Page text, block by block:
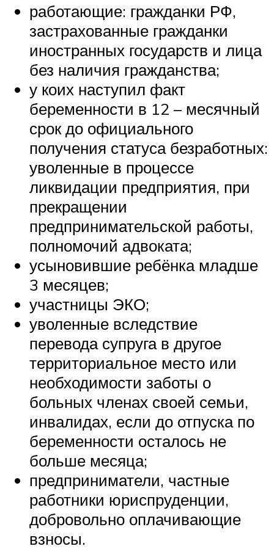
работающие: гражданки РФ,
застрахованные гражданки
иностранных государств и лица
без наличия гражданства;
у коих наступил факт
беременности в 12 – месячный
срок до официального
получения статуса безработных:
уволенные в процессе
ликвидации предприятия, при
прекращении
предпринимательской работы,
полномочий адвоката;
усыновившие ребёнка младше
3 месяцев;
участницы ЭКО;
уволенные вследствие
перевода супруга в другое
территориальное место или
необходимости заботы о
больных членах своей семьи,
инвалидах, если до отпуска по
беременности осталось не
больше месяца;
предприниматели, частные
работники юриспруденции,
добровольно оплачивающие
взносы.